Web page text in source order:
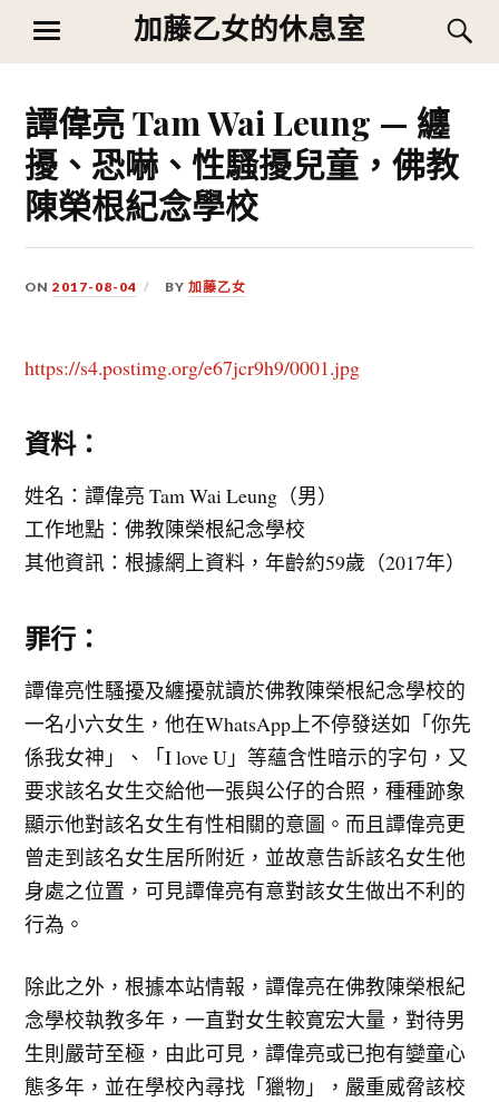
content
加藤乙女的休息室
MENU
譚偉亮 Tam Wai Leung — 纏
擾、恐嚇、性騷擾兒童，佛教
陳榮根紀念學校
ON2017-08-04 BY加藤乙女
https://s4.postimg.org/e67jcr9h9/0001.jpg
資料：
姓名：譚偉亮 Tam Wai Leung（男）
工作地點：佛教陳榮根紀念學校
其他資訊：根據網上資料，年齡約59歲（2017年）
罪行：
譚偉亮性騷擾及纏擾就讀於佛教陳榮根紀念學校的
一名小六女生，他在WhatsApp上不停發送如「你先
係我女神」、「I love U」等蘊含性暗示的字句，又
要求該名女生交給他一張與公仔的合照，種種跡象
顯示他對該名女生有性相關的意圖。而且譚偉亮更
曾走到該名女生居所附近，並故意告訴該名女生他
身處之位置，可見譚偉亮有意對該女生做出不利的
行為。
除此之外，根據本站情報，譚偉亮在佛教陳榮根紀
念學校執教多年，一直對女生較寛宏大量，對待男
生則嚴苛至極，由此可見，譚偉亮或已抱有孌童心
態多年，並在學校內尋找「獵物」，嚴重威脅該校